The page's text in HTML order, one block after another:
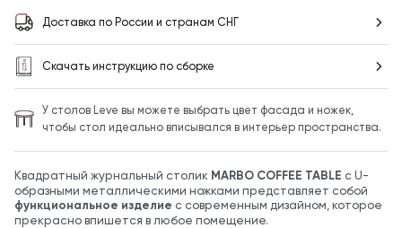
Доставка по России и странам СНГ
Скачать инструкцию по сборке
У столов Leve вы можете выбрать цвет фасада и ножек,
чтобы стол идеально вписывался в интерьер пространства.
Квадратный журнальный столик MARBO COFFEE TABLE с U-
образными металлическими ножками представляет собой
функциональное изделие с современным дизайном, которое
прекрасно впишется в любое помещение.